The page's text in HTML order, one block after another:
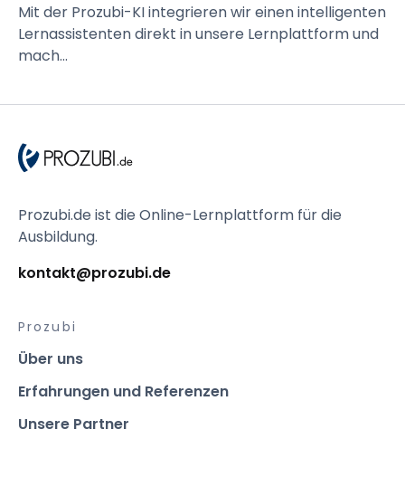
Mit der Prozubi-KI integrieren wir einen intelligenten
Lernassistenten direkt in unsere Lernplattform und
mach...
Prozubi.de ist die Online-Lernplattform für die
Ausbildung.
kontakt@prozubi.de
Prozubi
Über uns
Erfahrungen und Referenzen
Unsere Partner